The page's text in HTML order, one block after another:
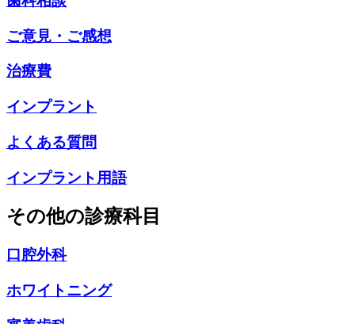
ご意見・ご感想
治療費
インプラント
よくある質問
インプラント用語
その他の診療科目
口腔外科
ホワイトニング